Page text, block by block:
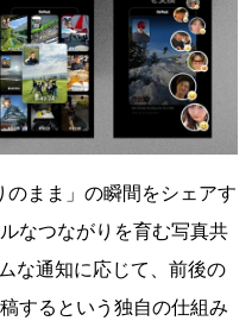
のまま」の瞬間をシェアす
なつながりを育む写真共
な通知に応じて、前後の
するという独自の仕組み